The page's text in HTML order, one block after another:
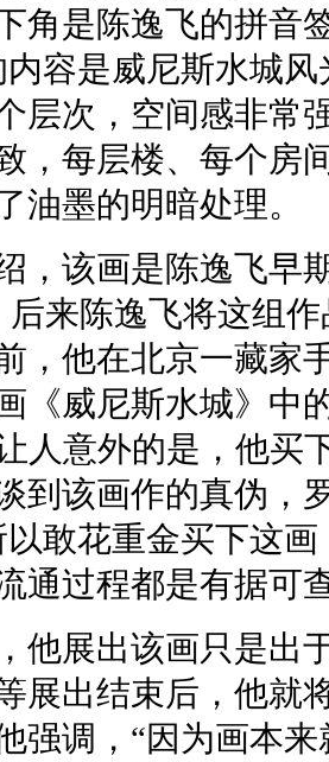
角是陈逸飞的拼音
内容是威尼斯水城
层次，空间感非常
，每层楼、每个房
油墨的明暗处理。
，该画是陈逸飞早
后来陈逸飞将这组
，他在北京一藏家
《威尼斯水城》中
人意外的是，他买
到该画作的真伪，
以敢花重金买下这
通过程都是有据可
他展出该画只是出
展出结束后，他就
强调，“因为画本